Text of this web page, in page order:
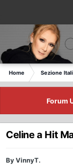
Home Sezione
Forum
Celine a Hit
By VinnyT.